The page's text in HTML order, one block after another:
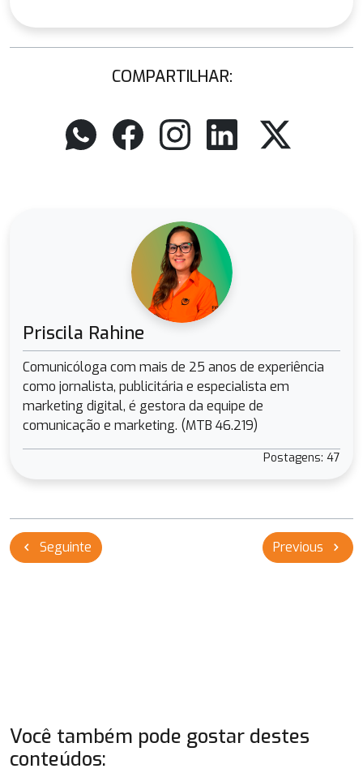
COMPARTILHAR:
Priscila Rahine
Comunicóloga com mais de 25 anos de experiência
como jornalista, publicitária e especialista em
marketing digital, é gestora da equipe de
comunicação e marketing. (MTB 46.219)
Postagens: 47
Navegação
de
Previous chevron_right
chevron_left Seguinte
Você também pode gostar destes
conteúdos: